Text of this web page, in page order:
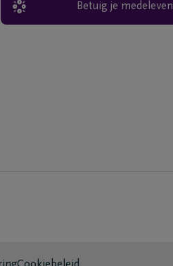
Betuig je medeleven